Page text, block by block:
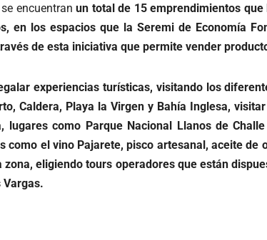
encuentranun total de 15 emprendimientos
en los espacios que la Seremi de Economía
de esta iniciativa que permite vender
experiencias turísticas, visitando los
Caldera, Playa la Virgen y Bahía Inglesa,
como Parque Nacional Llanos de
el vino Pajarete, pisco artesanal, aceite de
eligiendo tours operadores que están
Vargas.